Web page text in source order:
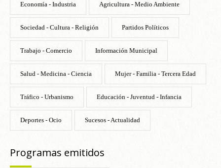
Economía - Industria Agricultura - Medio Ambiente
Sociedad - Cultura - Religión Partidos Políticos
Trabajo - Comercio Información Municipal
Salud - Medicina - Ciencia Mujer - Familia - Tercera Edad
Tráfico - Urbanismo Educación - Juventud - Infancia
Deportes - Ocio Sucesos - Actualidad
Programas emitidos